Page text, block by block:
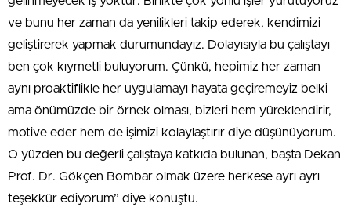
ve bunu her zaman da yenilikleri takip ederek, kendimizi
geliştirerek yapmak durumundayız. Dolayısıyla bu çalıştayı
ben çok kıymetli buluyorum. Çünkü, hepimiz her zaman
aynı proaktiflikle her uygulamayı hayata geçiremeyiz belki
ama önümüzde bir örnek olması, bizleri hem yüreklendirir,
motive eder hem de işimizi kolaylaştırır diye düşünüyorum.
O yüzden bu değerli çalıştaya katkıda bulunan, başta Dekan
Prof. Dr. Gökçen Bombar olmak üzere herkese ayrı ayrı
teşekkür ediyorum” diye konuştu.